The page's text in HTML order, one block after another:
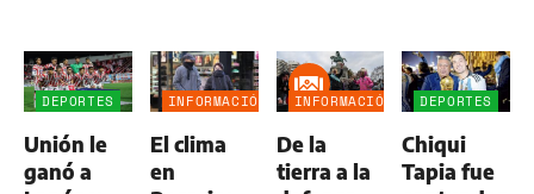
DEPORTES
Unión le
ganó a
INFORMACIÓN
El clima
en
INFORMACIÓN
De la
tierra a la
DEPORTES
Chiqui
Tapia fue